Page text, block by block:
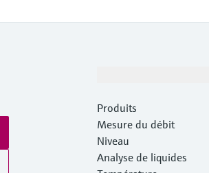
Produits
Mesure du débit
Niveau
Analyse de liquides